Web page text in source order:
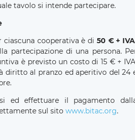
tavolo si intende partecipare.
cooperativa è di 50 € +
partecipazione di una persona.
è previsto un costo di 15 € +
diritto al pranzo ed aperitivo del 24
ed effettuare il pagamento
sul sito www.bitac.org.